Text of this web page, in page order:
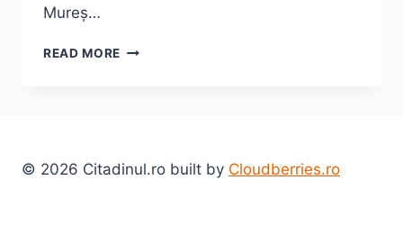
Mureș…
READ MORE PENINSULA
E
© 2026 Citadinul.ro built by Cloudberries.ro